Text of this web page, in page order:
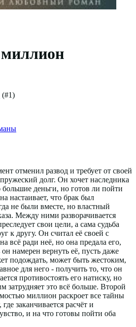
(#1)
отменил развод и требует от своей
долг. Он хочет наследника
большие деньги, но готов ли пойти
настаивает, что брак был
не были вместе, но властный
Между ними разворачивается
свои цели, а сама судьба
к другу. Он считал её своей с
всё ради неё, но она предала его,
намерен вернуть её, пусть даже
подождать, может быть жестоким,
для него - получить то, что он
противостоять его натиску, но
затрудняет это всё больше. Второй
миллион раскроет все тайны
заканчивается расчёт и
и на что готовы пойти оба